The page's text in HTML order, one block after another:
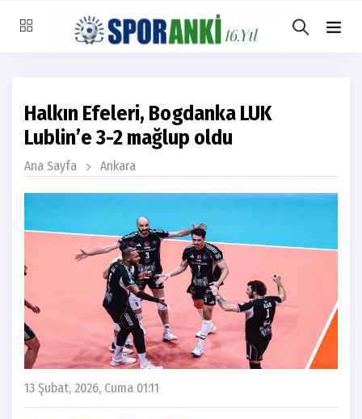
Halkın Efeleri, Bogdanka LUK
Lublin’e 3-2 mağlup oldu
Ana Sayfa Ankara
13 Şubat, 2026, Cuma 01:11